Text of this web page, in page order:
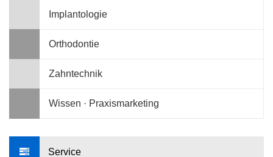
Implantologie
Orthodontie
Zahntechnik
Wissen · Praxismarketing
Service